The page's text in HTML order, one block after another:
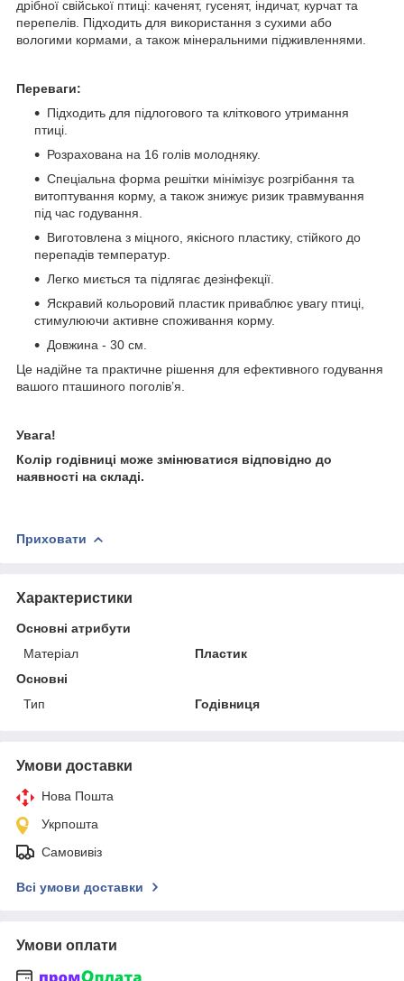
дрібної свійської птиці: каченят, гусенят, індичат, курчат та
перепелів. Підходить для використання з сухими або
вологими кормами, а також мінеральними підживленнями.
Переваги:
Підходить для підлогового та кліткового утримання
птиці.
Розрахована на 16 голів молодняку.
Спеціальна форма решітки мінімізує розгрібання та
витоптування корму, а також знижує ризик травмування
під час годування.
Виготовлена з міцного, якісного пластику, стійкого до
перепадів температур.
Легко миється та підлягає дезінфекції.
Яскравий кольоровий пластик приваблює увагу птиці,
стимулюючи активне споживання корму.
Довжина - 30 см.
Це надійне та практичне рішення для ефективного годування
вашого пташиного поголів’я.
Увага!
Колір годівниці може змінюватися відповідно до
наявності на складі.
Приховати
Характеристики
Основні атрибути
Матеріал
Пластик
Основні
Тип
Годівниця
Умови доставки
Нова Пошта
Укрпошта
Самовивіз
Всі умови доставки
Умови оплати